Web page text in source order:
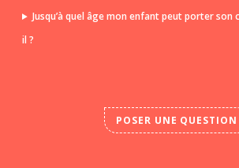
Jusqu’à quel âge mon enfant peut porter son
il ?
POSER UNE QUESTION